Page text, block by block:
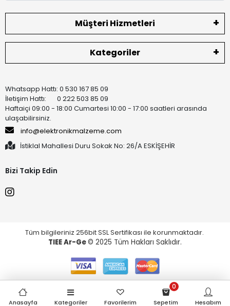
Müşteri Hizmetleri
Kategoriler
Whatsapp Hattı: 0 530 167 85 09
İletişim Hattı: 0 222 503 85 09
Haftaiçi 09:00 - 18:00 Cumartesi 10:00 - 17:00 saatleri arasında
ulaşabilirsiniz.
info@elektronikmalzeme.com
İstiklal Mahallesi Duru Sokak No: 26/A ESKİŞEHİR
Bizi Takip Edin
Tüm bilgileriniz 256bit SSL Sertifikası ile korunmaktadır.
TIEE Ar-Ge© 2025 Tüm Hakları Saklıdır.
Anasayfa Kategoriler Favorilerim Sepetim
0
Hesabım